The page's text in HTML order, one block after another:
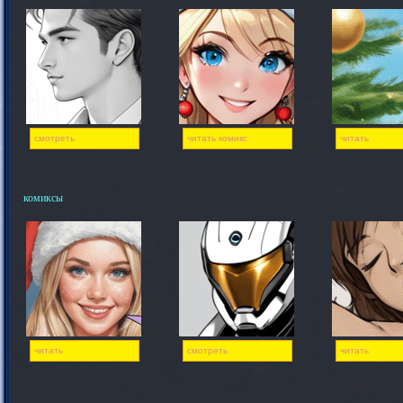
смотреть читать комикс читать
комиксы
читать смотреть читать